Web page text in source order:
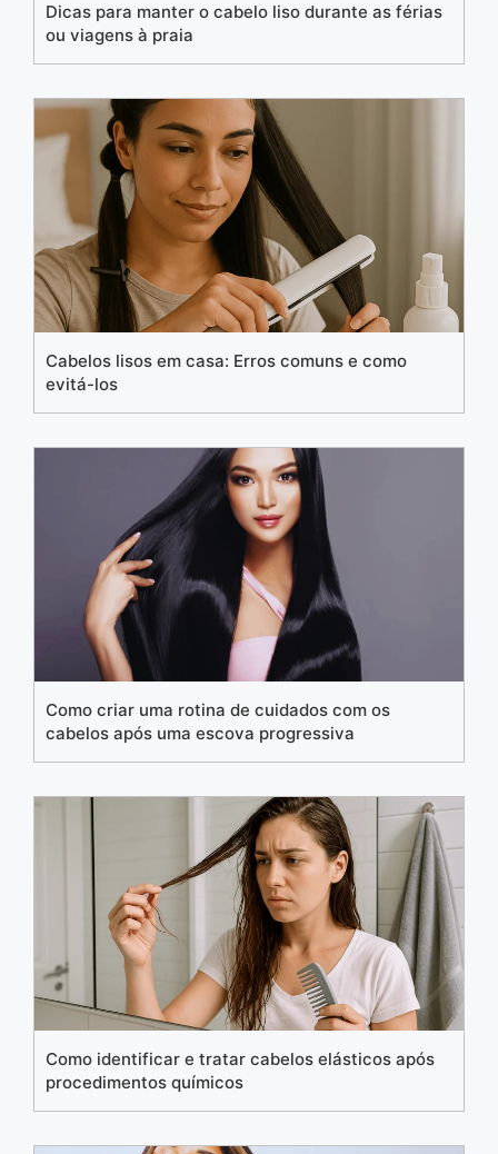
Dicas para manter o cabelo liso durante as férias
ou viagens à praia
Cabelos lisos em casa: Erros comuns e como
evitá-los
Como criar uma rotina de cuidados com os
cabelos após uma escova progressiva
Como identificar e tratar cabelos elásticos após
procedimentos químicos